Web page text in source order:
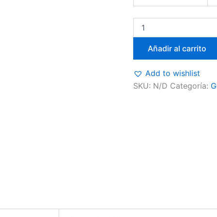
Añadir al carrito
Add to wishlist
SKU: N/D Categoría: